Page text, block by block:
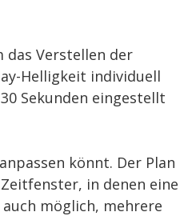
das Verstellen der
Helligkeit individuell
Sekunden eingestellt
könnt. Der Plan
in denen eine
möglich, mehrere